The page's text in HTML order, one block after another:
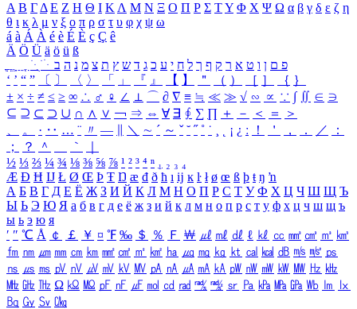
Α Β ΓΔ Ε Ζ Η Θ Ι ΚΛ Μ Ν Ξ Ο Π Ρ Σ ΤΥ Φ Χ Ψ Ω α β γ δ ε ζ η
θ ι κ λ μ ν ξ ο π ρ σ τ υ φ χ ψ ω
á à Á À é è É È ç Ç ê
Ä Ö Ü ä ö ü ß
ִֶֹ ֻּ ׁׂ פ ם ן ו ט א ר ק ף ך ל ח י ע כ ג ד ש ץ ת צ מ נ ה ב
‘ ’ “ ” 〔 〕 〈 〉 「 」 『 』 【 】 ＂ （ ） ［ ］ ｛ ｝
± × ÷ ≠ ≤ ≥ ∞ ∴ ♂ ♀ ∠ ⊥ ⌒ ∂ ∇ ≡ ≒ ≪ ≫ √ ∽ ∝ ∵ ∫ ∬ ∈ ∋
⊆ ⊇ ⊂ ⊃ ∪ ∩ ∧ ∨ ￢ ⇒ ⇔ ∀ ∃ ∮ ∑ ∏ ＋ － ＜ ＝
＞
、
。 · ‥ … ¨ 〃 ― ＼ ∼ ´ ～ ˇ ˘ ˝ ˚ ˙ ¸ ¡ ¿ ː ！ ＇ ， ． ／
：
；
？ ＾ ｀
½ ⅓ ⅔ ¼ ¾ ⅛ ⅜ ⅝ ⅞ ¹ ² ³ ⁴ ⁿ ₁ ₂ ₃ ₄
Æ Ð Ħ Ĳ Ł Ø Œ Þ Ŧ Ŋ æ đ ð ħ ı ĳ ĸ ŀ ł ø œ ß þ ŧ ŋ ŉ
А Б В Г Д Е Ё Ж З И Й К Л М Н О П Р С Т У Ф Х Ц Ч Ш Щ Ъ
Ы Ь Э Ю Я а б в г д е ё ж з и й к л м н о п р с т у ф х ц ч ш щ ъ
ы ь э ю я
′ ″ ℃ Å ￠ ￡ ￥ ¤ ℉ ‰ ＄ ％ Ｆ ￦ ㎕ ㎖ ㎗ ℓ ㎘ ㏄ ㎣ ㎤ ㎥ ㎦
㎙ ㎚ ㎛ ㎜ ㎝ ㎞ ㎟ ㎠ ㎡ ㎢ ㏊ ㎍ ㎎ ㎏ ㏏ ㎈ ㎉ ㏈ ㎧ ㎨ ㎰
㎱ ㎲ ㎳ ㎴ ㎵ ㎶ ㎷ ㎸ ㎹ ㎀ ㎁ ㎂ ㎃ ㎄ ㎺ ㎻ ㎽ ㎾ ㎿ ㎐ ㎑
㎒ ㎓ ㎔ Ω ㏀ ㏁ ㎊ ㎋ ㎌ ㏖ ㏅ ㎭ ㎮ ㎯ ㏛ ㎩ ㎪ ㎫ ㎬ ㏝ ㏐
㏓
㏃ ㏉ ㏜ ㏆